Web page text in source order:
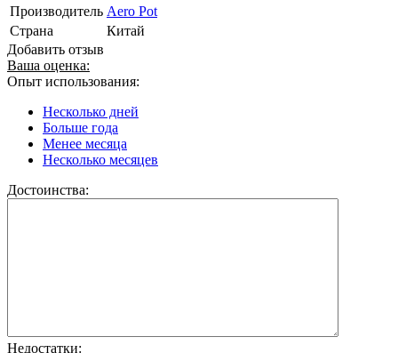
Производитель Aero Pot
Страна
Китай
Добавить отзыв
Ваша оценка:
Опыт использования:
Несколько дней
Больше года
Менее месяца
Несколько месяцев
Достоинства:
Недостатки: